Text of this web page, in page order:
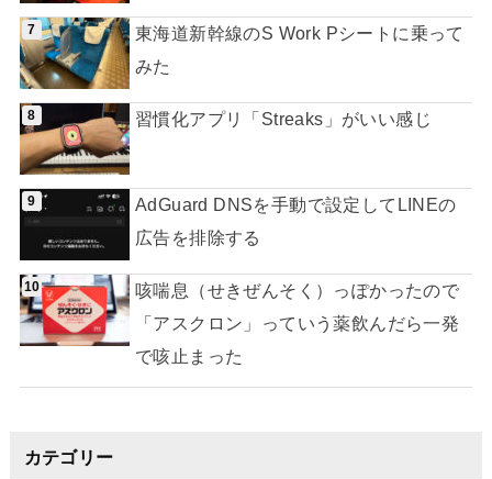
東海道新幹線のS Work Pシートに乗って
みた
習慣化アプリ「Streaks」がいい感じ
AdGuard DNSを手動で設定してLINEの
広告を排除する
咳喘息（せきぜんそく）っぽかったので
「アスクロン」っていう薬飲んだら一発
で咳止まった
カテゴリー